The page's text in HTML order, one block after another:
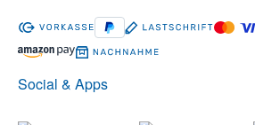
Social & Apps